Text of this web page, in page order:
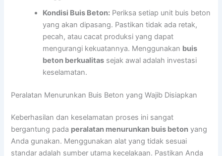
Kondisi Buis Beton: Periksa setiap unit buis beton
yang akan dipasang. Pastikan tidak ada retak,
pecah, atau cacat produksi yang dapat
mengurangi kekuatannya. Menggunakan buis
beton berkualitas sejak awal adalah investasi
keselamatan.
Peralatan Menurunkan Buis Beton yang Wajib Disiapkan
Keberhasilan dan keselamatan proses ini sangat
bergantung pada peralatan menurunkan buis beton yang
Anda gunakan. Menggunakan alat yang tidak sesuai
standar adalah sumber utama kecelakaan. Pastikan Anda